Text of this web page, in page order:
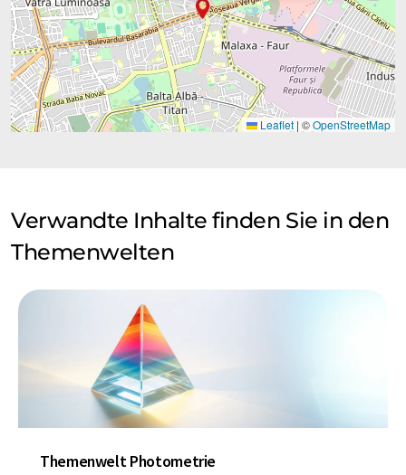
Leaflet | ©OpenStreetMap
Verwandte Inhalte finden Sie in den
Themenwelten
Themenwelt Photometrie